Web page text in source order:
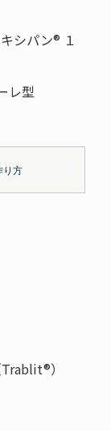
シパン® １
レ型
り方
）